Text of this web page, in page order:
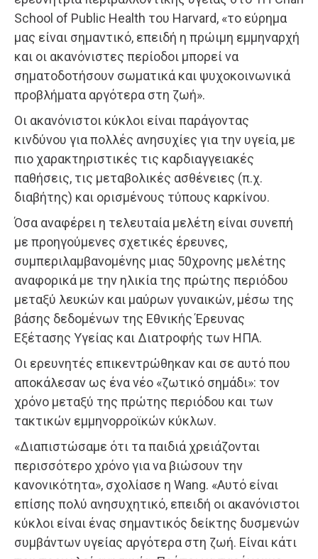
School of Public Health του Ηarvard, «το εύρημα
μας είναι σημαντικό, επειδή η πρώιμη εμμηναρχή
και οι ακανόνιστες περίοδοι μπορεί να
σηματοδοτήσουν σωματικά και ψυχοκοινωνικά
προβλήματα αργότερα στη ζωή».
Οι ακανόνιστοι κύκλοι είναι παράγοντας
κινδύνου για πολλές ανησυχίες για την υγεία, με
πιο χαρακτηριστικές τις καρδιαγγειακές
παθήσεις, τις μεταβολικές ασθένειες (π.χ.
διαβήτης) και ορισμένους τύπους καρκίνου.
Όσα αναφέρει η τελευταία μελέτη είναι συνεπή
με προηγούμενες σχετικές έρευνες,
συμπεριλαμβανομένης μιας 50χρονης μελέτης
αναφορικά με την ηλικία της πρώτης περιόδου
μεταξύ λευκών και μαύρων γυναικών, μέσω της
βάσης δεδομένων της Εθνικής Έρευνας
Εξέτασης Υγείας και Διατροφής των ΗΠΑ.
Οι ερευνητές επικεντρώθηκαν και σε αυτό που
αποκάλεσαν ως ένα νέο «ζωτικό σημάδι»: τον
χρόνο μεταξύ της πρώτης περιόδου και των
τακτικών εμμηνορροϊκών κύκλων.
«Διαπιστώσαμε ότι τα παιδιά χρειάζονται
περισσότερο χρόνο για να βιώσουν την
κανονικότητα», σχολίασε η Wang. «Αυτό είναι
επίσης πολύ ανησυχητικό, επειδή οι ακανόνιστοι
κύκλοι είναι ένας σημαντικός δείκτης δυσμενών
συμβάντων υγείας αργότερα στη ζωή. Είναι κάτι